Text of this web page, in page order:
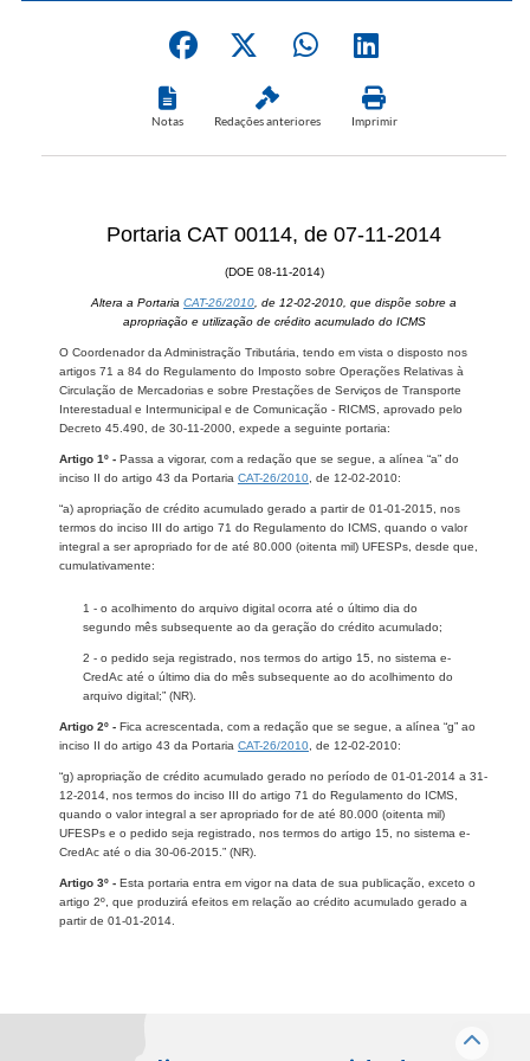
Notas Redações anteriores Imprimir
Portaria CAT 00114, de 07-11-2014
(DOE 08-11-2014)
Altera a Portaria CAT-26/2010 , de 12-02-2010, que dispõe sobre a
apropriação e utilização de crédito acumulado do ICMS
O Coordenador da Administração Tributária, tendo em vista o disposto nos
artigos 71 a 84 do Regulamento do Imposto sobre Operações Relativas à
Circulação de Mercadorias e sobre Prestações de Serviços de Transporte
Interestadual e Intermunicipal e de Comunicação - RICMS, aprovado pelo
Decreto 45.490, de 30-11-2000, expede a seguinte portaria:
Artigo 1º - Passa a vigorar, com a redação que se segue, a alínea “a” do
inciso II do artigo 43 da Portaria CAT-26/2010 , de 12-02-2010:
“a) apropriação de crédito acumulado gerado a partir de 01-01-2015, nos
termos do inciso III do artigo 71 do Regulamento do ICMS, quando o valor
integral a ser apropriado for de até 80.000 (oitenta mil) UFESPs, desde que,
cumulativamente:
1 - o acolhimento do arquivo digital ocorra até o último dia do
segundo mês subsequente ao da geração do crédito acumulado;
2 - o pedido seja registrado, nos termos do artigo 15, no sistema e-
CredAc até o último dia do mês subsequente ao do acolhimento do
arquivo digital;” (NR).
Artigo 2º - Fica acrescentada, com a redação que se segue, a alínea “g” ao
inciso II do artigo 43 da Portaria CAT-26/2010 , de 12-02-2010:
“g) apropriação de crédito acumulado gerado no período de 01-01-2014 a 31-
12-2014, nos termos do inciso III do artigo 71 do Regulamento do ICMS,
quando o valor integral a ser apropriado for de até 80.000 (oitenta mil)
UFESPs e o pedido seja registrado, nos termos do artigo 15, no sistema e-
CredAc até o dia 30-06-2015.” (NR).
Artigo 3º - Esta portaria entra em vigor na data de sua publicação, exceto o
artigo 2º, que produzirá efeitos em relação ao crédito acumulado gerado a
partir de 01-01-2014.